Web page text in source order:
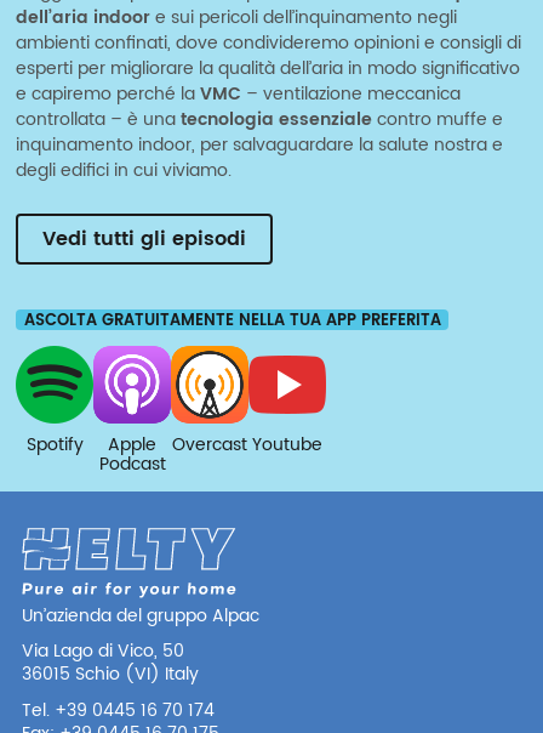
dell’aria indoore sui pericoli dell’inquinamento negli
ambienti confinati, dove condivideremo opinioni e consigli di
esperti per migliorare la qualità dell’aria in modo significativo
e capiremo perché laVMC – ventilazione meccanica
controllata – è unatecnologia essenzialecontro muffe e
inquinamento indoor, per salvaguardare la salute nostra e
degli edifici in cui viviamo.
Vedi tutti gli episodi
ASCOLTA GRATUITAMENTE NELLA TUA APP PREFERITA
Spotify Apple
Podcast
OvercastYoutube
Un’azienda del gruppo Alpac
Via Lago di Vico, 50
36015 Schio (VI) Italy
Tel. +39 0445 16 70 174